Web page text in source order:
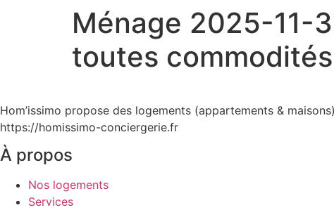
Ménage 2025-11-
toutes commodités
Hom’issimo propose des logements (appartements &
https://homissimo-conciergerie.fr
À propos
Nos logements
Services